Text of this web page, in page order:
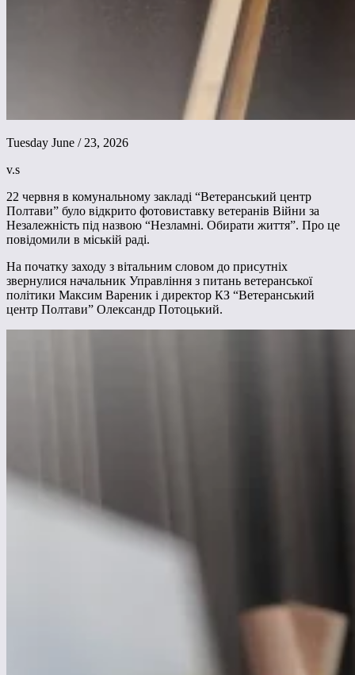
Tuesday June / 23, 2026
v.s
22 червня в комунальному закладі “Ветеранський центр
Полтави” було відкрито фотовиставку ветеранів Війни за
Незалежність під назвою “Незламні. Обирати життя”. Про це
повідомили в міській раді.
На початку заходу з вітальним словом до присутніх
звернулися начальник Управління з питань ветеранської
політики Максим Вареник і директор КЗ “Ветеранський
центр Полтави” Олександр Потоцький.